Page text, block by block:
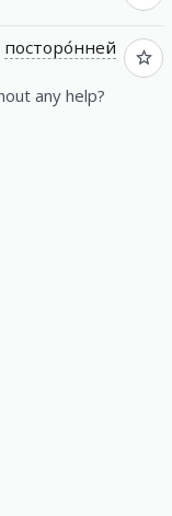
посторо́нней
any help?